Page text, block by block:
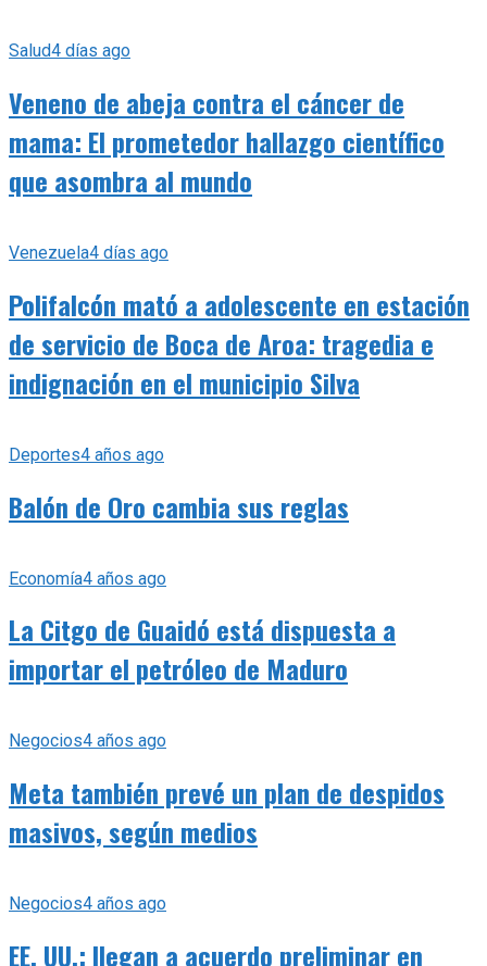
Salud4 días ago
Veneno de abeja contra el cáncer de
mama: El prometedor hallazgo científico
que asombra al mundo
Venezuela4 días ago
Polifalcón mató a adolescente en estación
de servicio de Boca de Aroa: tragedia e
indignación en el municipio Silva
Deportes4 años ago
Balón de Oro cambia sus reglas
Economía4 años ago
La Citgo de Guaidó está dispuesta a
importar el petróleo de Maduro
Negocios4 años ago
Meta también prevé un plan de despidos
masivos, según medios
Negocios4 años ago
EE. UU.: llegan a acuerdo preliminar en